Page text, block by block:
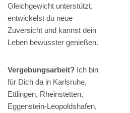
Gleichgewicht unterstützt,
entwickelst du neue
Zuversicht und kannst dein
Leben bewusster genießen.
Vergebungsarbeit? Ich bin
für Dich da in Karlsruhe,
Ettlingen, Rheinstetten,
Eggenstein-Leopoldshafen,